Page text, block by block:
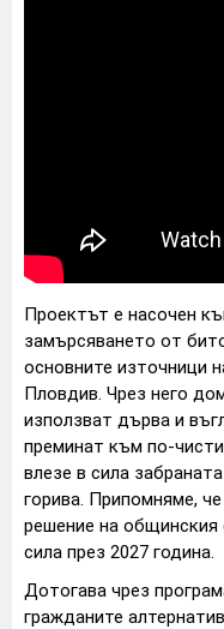
Проектът е насочен
замърсяването от
основните източници
Пловдив. Чрез него
използват дърва и
преминат към по-
влезе в сила
горива. Припомняме,
решение на
сила през 2027 година.
Дотогава чрез
гражданите